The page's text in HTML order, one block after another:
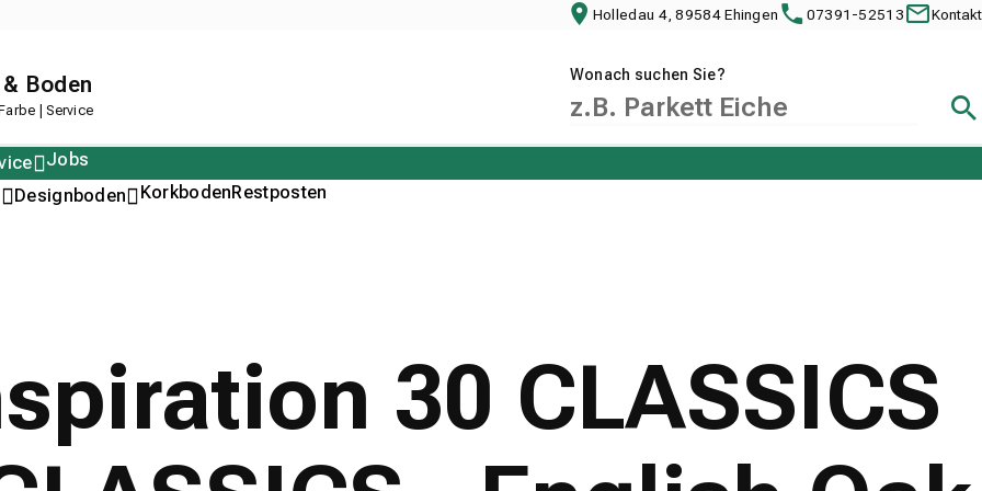
Holledau 4, 89584 Ehingen 07391-52513 Kontakt
Boden
| Service
Wonach suchen Sie?
Designboden KorkbodenRestposten
Jobs
30 CLASSICS